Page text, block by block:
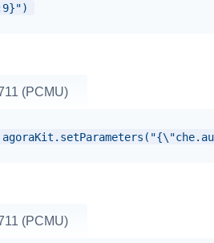
(PCMU)
(PCMU)